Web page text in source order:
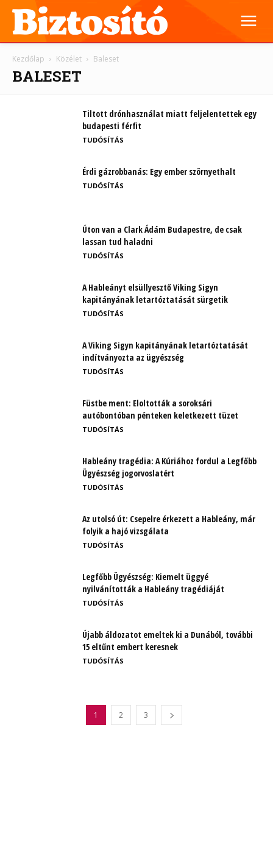
Kezdőlap Közélet Baleset
BALESET
Tiltott drónhasználat miatt feljelentettek egy
budapesti férfit
TUDÓSÍTÁS
Érdi gázrobbanás: Egy ember szörnyethalt
TUDÓSÍTÁS
Úton van a Clark Ádám Budapestre, de csak
lassan tud haladni
TUDÓSÍTÁS
A Hableányt elsüllyesztő Viking Sigyn
kapitányának letartóztatását sürgetik
TUDÓSÍTÁS
A Viking Sigyn kapitányának letartóztatását
indítványozta az ügyészség
TUDÓSÍTÁS
Füstbe ment: Eloltották a soroksári
autóbontóban pénteken keletkezett tüzet
TUDÓSÍTÁS
Hableány tragédia: A Kúriához fordul a Legfőbb
Ügyészség jogorvoslatért
TUDÓSÍTÁS
Az utolsó út: Csepelre érkezett a Hableány, már
folyik a hajó vizsgálata
TUDÓSÍTÁS
Legfőbb Ügyészség: Kiemelt üggyé
nyilvánították a Hableány tragédiáját
TUDÓSÍTÁS
Újabb áldozatot emeltek ki a Dunából, további
15 eltűnt embert keresnek
TUDÓSÍTÁS
1 2 3